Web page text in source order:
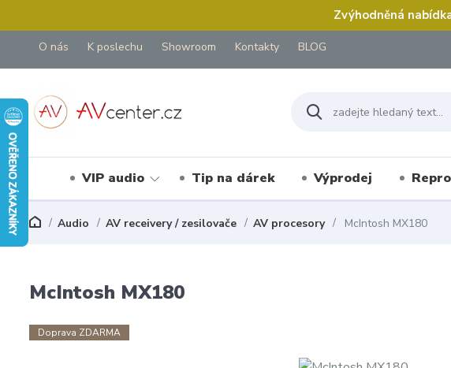
Zvýhodněná
O nás K poslechu Showroom Kontakty BLOG
VIP audio Tip na dárek Výprodej
Audio AV receivery / zesilovače AV procesory McIntosh MX180
McIntosh MX180
Doprava ZDARMA